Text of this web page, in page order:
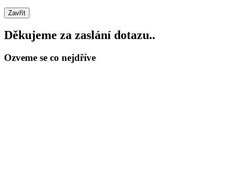
Zavřít
Děkujeme za zaslání dotazu..
Ozveme se co nejdříve